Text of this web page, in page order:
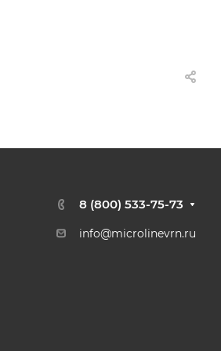
8 (800) 533-75-73
info@microlinevrn.ru